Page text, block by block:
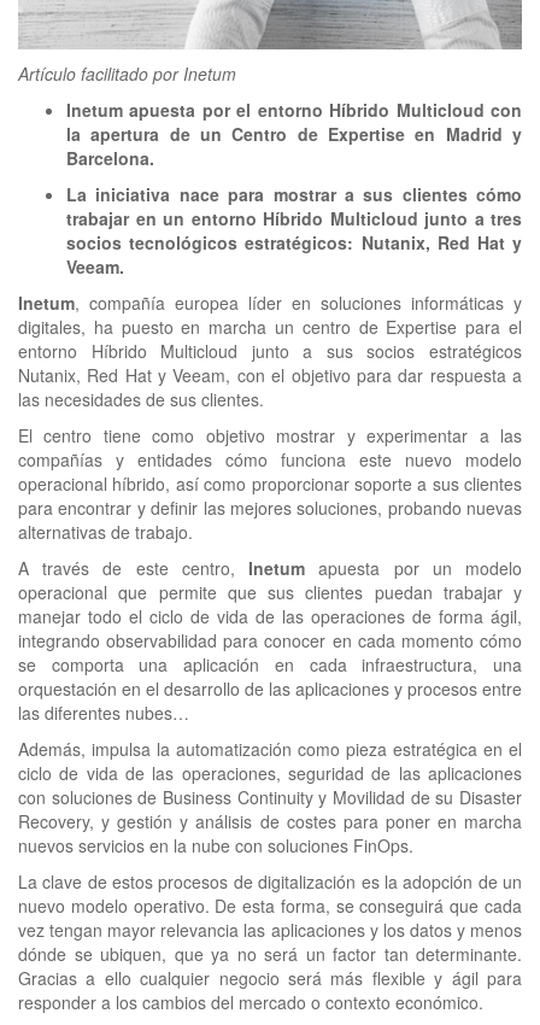
Artículo facilitado por Inetum
Inetum apuesta por el entorno Híbrido Multicloud con
la apertura de un Centro de Expertise en Madrid y
Barcelona.
La iniciativa nace para mostrar a sus clientes cómo
trabajar en un entorno Híbrido Multicloud junto a tres
socios tecnológicos estratégicos: Nutanix, Red Hat y
Veeam.
Inetum, compañía europea líder en soluciones informáticas y
digitales, ha puesto en marcha un centro de Expertise para el
entorno Híbrido Multicloud junto a sus socios estratégicos
Nutanix, Red Hat y Veeam, con el objetivo para dar respuesta a
las necesidades de sus clientes.
El centro tiene como objetivo mostrar y experimentar a las
compañías y entidades cómo funciona este nuevo modelo
operacional híbrido, así como proporcionar soporte a sus clientes
para encontrar y definir las mejores soluciones, probando nuevas
alternativas de trabajo.
A través de este centro, Inetum apuesta por un modelo
operacional que permite que sus clientes puedan trabajar y
manejar todo el ciclo de vida de las operaciones de forma ágil,
integrando observabilidad para conocer en cada momento cómo
se comporta una aplicación en cada infraestructura, una
orquestación en el desarrollo de las aplicaciones y procesos entre
las diferentes nubes…
Además, impulsa la automatización como pieza estratégica en el
ciclo de vida de las operaciones, seguridad de las aplicaciones
con soluciones de Business Continuity y Movilidad de su Disaster
Recovery, y gestión y análisis de costes para poner en marcha
nuevos servicios en la nube con soluciones FinOps.
La clave de estos procesos de digitalización es la adopción de un
nuevo modelo operativo. De esta forma, se conseguirá que cada
vez tengan mayor relevancia las aplicaciones y los datos y menos
dónde se ubiquen, que ya no será un factor tan determinante.
Gracias a ello cualquier negocio será más flexible y ágil para
responder a los cambios del mercado o contexto económico.